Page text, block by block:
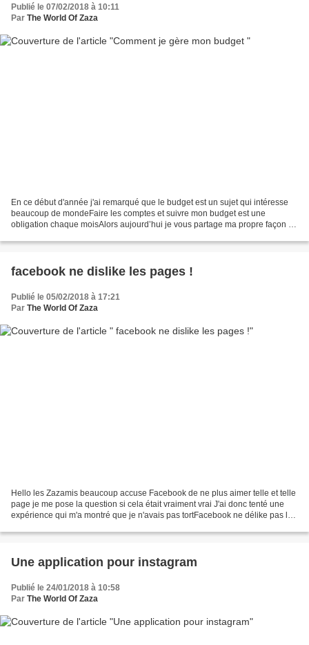
Publié le 07/02/2018 à 10:11
Par The World Of Zaza
En ce début d'année j'ai remarqué que le budget est un sujet qui intéresse
beaucoup de mondeFaire les comptes et suivre mon budget est une
obligation chaque moisAlors aujourd’hui je vous partage ma propre façon de
facebook ne dislike les pages !
Publié le 05/02/2018 à 17:21
Par The World Of Zaza
Hello les Zazamis beaucoup accuse Facebook de ne plus aimer telle et telle
page je me pose la question si cela était vraiment vrai J'ai donc tenté une
expérience qui m'a montré que je n'avais pas tortFacebook ne délike pas les
Une application pour instagram
Publié le 24/01/2018 à 10:58
Par The World Of Zaza